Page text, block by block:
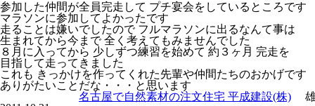
参加した仲間が全員完走して プチ宴会をしているところです
マラソンに参加してよかったです
走ることは嫌いでしたので フルマラソンに出るなんて事は
生まれてから今まで 全く考えてもみませんでした
８月に入ってから 少しずつ練習を始めて 約３ヶ月 完走を
目指して走ってきました
これも きっかけを作ってくれた先輩や仲間たちのおかげです
ありがたいことだな・・・と思います
名古屋で自然素材の注文住宅 平成建設(株) 雄